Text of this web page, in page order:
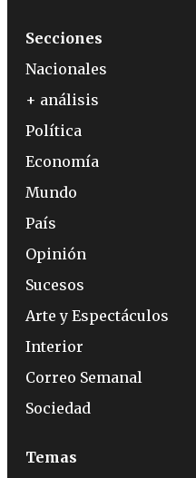
Secciones
Nacionales
+ análisis
Política
Economía
Mundo
País
Opinión
Sucesos
Arte y Espectáculos
Interior
Correo Semanal
Sociedad
Temas